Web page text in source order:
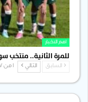
اهم الاخبار
للمرة الثانية.. منتخب
السابق التالي